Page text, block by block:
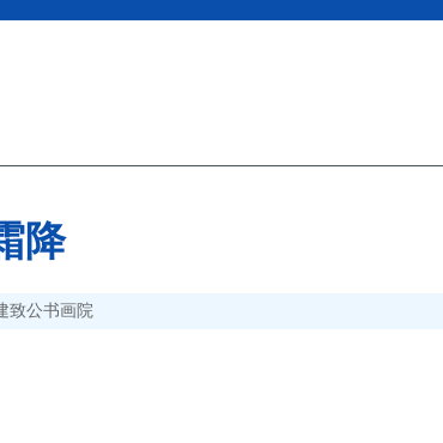
降
致公书画院